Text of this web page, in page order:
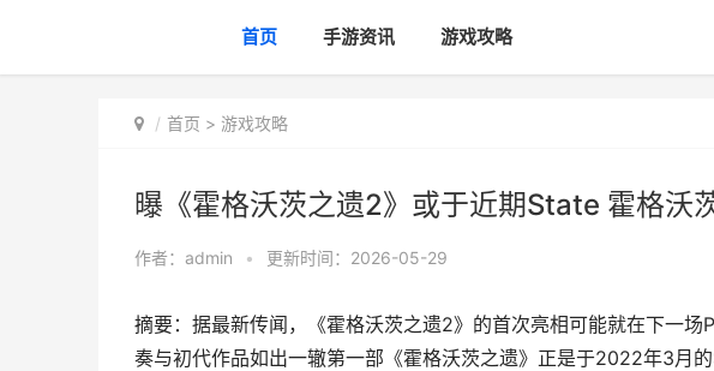
首页 手游资讯 游戏攻略
首页 > 游戏攻略
曝《霍格沃茨之遗2》或于近期State 霍格沃
作者： admin • 更新时间：2026-05-29
摘要：据最新传闻，《霍格沃茨之遗2》的首次亮相可能就在下一
奏与初代作品如出一辙第一部《霍格沃茨之遗》正是于2022年3月